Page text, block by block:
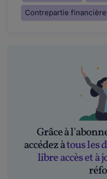
Contrepartie financière
Grâce à
accédez àtous les
libre accès et à